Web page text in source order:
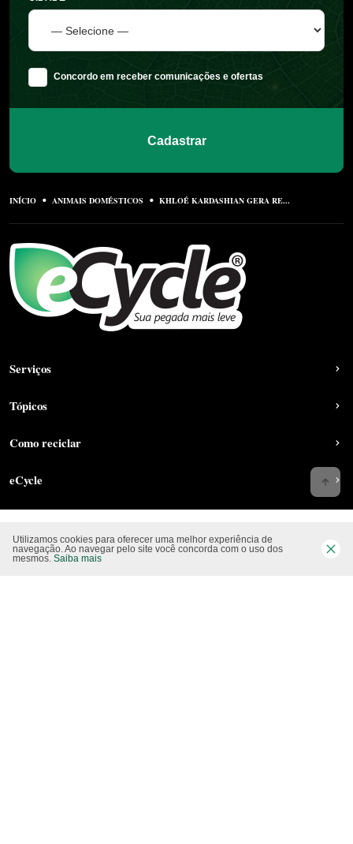
Concordo em receber comunicações e ofertas
Cadastrar
INÍCIO ANIMAIS DOMÉSTICOS KHLOÉ KARDASHIAN GERA RE...
Serviços
Tópicos
Como reciclar
eCycle
Siga-nos nas rede sociais
Utilizamos cookies para oferecer uma melhor experiência de
navegação. Ao navegar pelo site você concorda com o uso dos
mesmos. Saiba mais